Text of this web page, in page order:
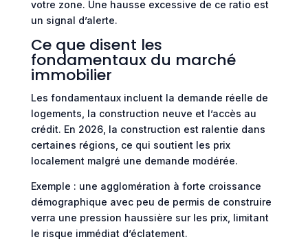
votre zone. Une hausse excessive de ce ratio est
un signal d’alerte.
Ce que disent les
fondamentaux du marché
immobilier
Les fondamentaux incluent la demande réelle de
logements, la construction neuve et l’accès au
crédit. En 2026, la construction est ralentie dans
certaines régions, ce qui soutient les prix
localement malgré une demande modérée.
Exemple : une agglomération à forte croissance
démographique avec peu de permis de construire
verra une pression haussière sur les prix, limitant
le risque immédiat d’éclatement.